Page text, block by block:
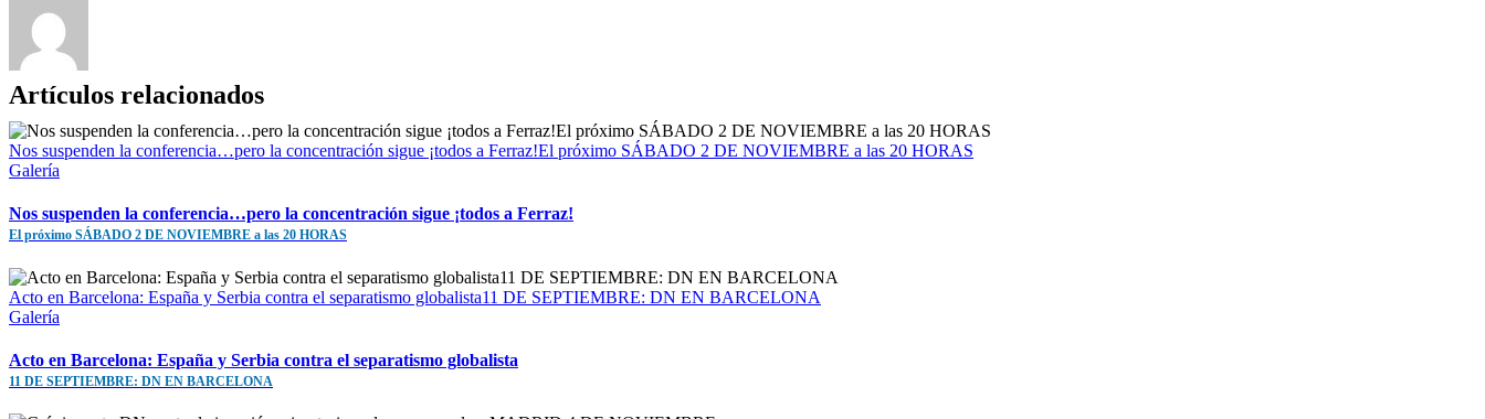
Artículos relacionados
Nos suspenden la conferencia…pero la concentración sigue ¡todos a Ferraz!El próximo SÁBADO 2 DE NOVIEMBRE a las 20 HORAS
Galería
Nos suspenden la conferencia…pero la concentración sigue ¡todos a Ferraz!
El próximo SÁBADO 2 DE NOVIEMBRE a las 20 HORAS
Acto en Barcelona: España y Serbia contra el separatismo globalista11 DE SEPTIEMBRE: DN EN BARCELONA
Galería
Acto en Barcelona: España y Serbia contra el separatismo globalista
11 DE SEPTIEMBRE: DN EN BARCELONA